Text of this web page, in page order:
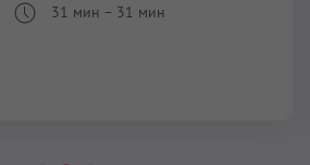
31 мин – 31 мин